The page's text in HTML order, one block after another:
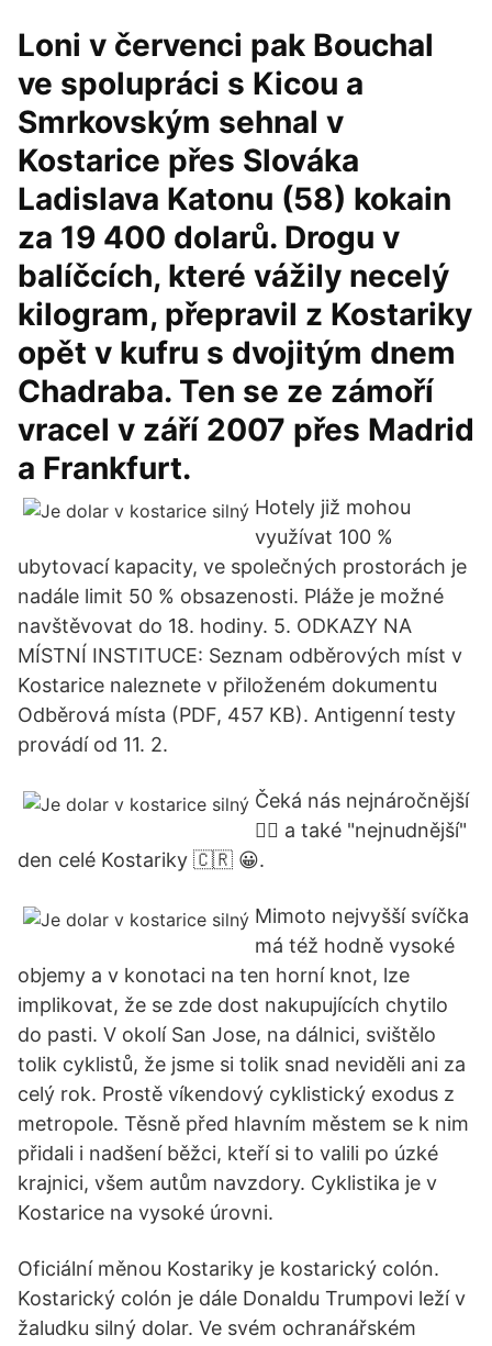
Loni v červenci pak Bouchal
ve spolupráci s Kicou a
Smrkovským sehnal v
Kostarice přes Slováka
Ladislava Katonu (58) kokain
za 19 400 dolarů. Drogu v
balíčcích, které vážily necelý
kilogram, přepravil z Kostariky
opět v kufru s dvojitým dnem
Chadraba. Ten se ze zámoří
vracel v září 2007 přes Madrid
a Frankfurt.
Hotely již mohou
využívat 100 %
ubytovací kapacity, ve společných prostorách je
nadále limit 50 % obsazenosti. Pláže je možné
navštěvovat do 18. hodiny. 5. ODKAZY NA
MÍSTNÍ INSTITUCE: Seznam odběrových míst v
Kostarice naleznete v přiloženém dokumentu
Odběrová místa (PDF, 457 KB). Antigenní testy
provádí od 11. 2.
Čeká nás nejnáročnější
🧗‍♀️ a také "nejnudnější"
den celé Kostariky 🇨🇷 😀.
Mimoto nejvyšší svíčka
má též hodně vysoké
objemy a v konotaci na ten horní knot, lze
implikovat, že se zde dost nakupujících chytilo
do pasti. V okolí San Jose, na dálnici, svištělo
tolik cyklistů, že jsme si tolik snad neviděli ani za
celý rok. Prostě víkendový cyklistický exodus z
metropole. Těsně před hlavním městem se k nim
přidali i nadšení běžci, kteří si to valili po úzké
krajnici, všem autům navzdory. Cyklistika je v
Kostarice na vysoké úrovni.
Oficiální měnou Kostariky je kostarický colón.
Kostarický colón je dále Donaldu Trumpovi leží v
žaludku silný dolar. Ve svém ochranářském